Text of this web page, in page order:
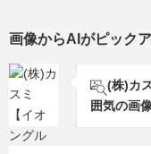
画像からAIがピック
(株)カ
囲気の画